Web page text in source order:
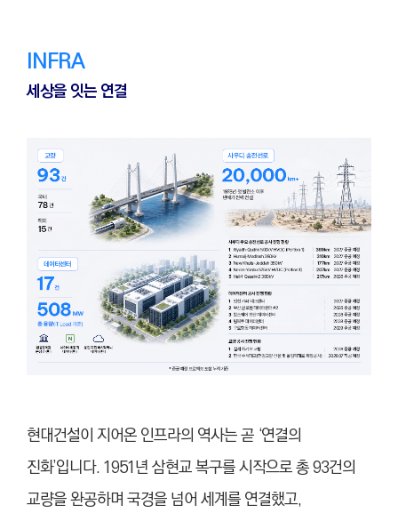
INFRA
세상을 잇는 연결
현대건설이 지어온 인프라의 역사는 곧 ‘연결의
진화’입니다. 1951년 삼현교 복구를 시작으로 총 93건의
교량을 완공하며 국경을 넘어 세계를 연결했고,